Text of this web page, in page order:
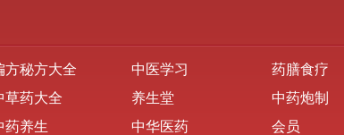
方秘方大全 中医学习 药膳食疗
草药大全 养生堂 中药炮制
药养生 中华医药 会员